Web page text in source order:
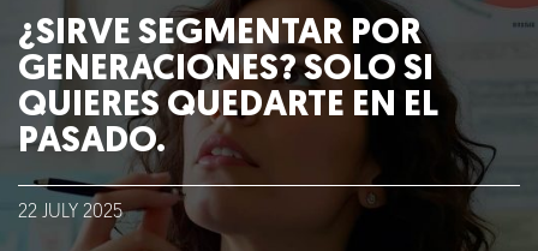
Nosotros
Clientes
Lo que hacemos
Blog
¿SIRVE SEGMENTAR POR
GENERACIONES? SOLO SI
QUIERES QUEDARTE EN EL
PASADO.
22 JULY 2025